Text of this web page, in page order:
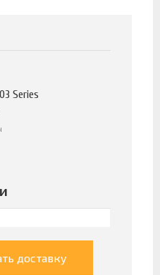
Series
доставку